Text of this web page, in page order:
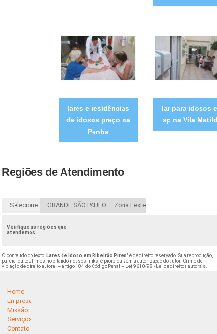
lares e residências
de idosos preço na
Penha
lar para idosos
sp na Vila
Regiões de Atendimento
Selecione: GRANDE SÃO PAULO Zona Leste
Verifique as regiões que
atendemos
O conteúdo do texto "Lares de Idoso em Ribeirão Pires" é de direito reservado. Sua reprodução,
parcial ou total, mesmo citando nossos links, é proibida sem a autorização do autor. Crime de
violação de direito autoral – artigo 184 do Código Penal –
Lei 9610/98 - Lei de direitos autorais
Home
Empresa
Missão
Serviços
Contato